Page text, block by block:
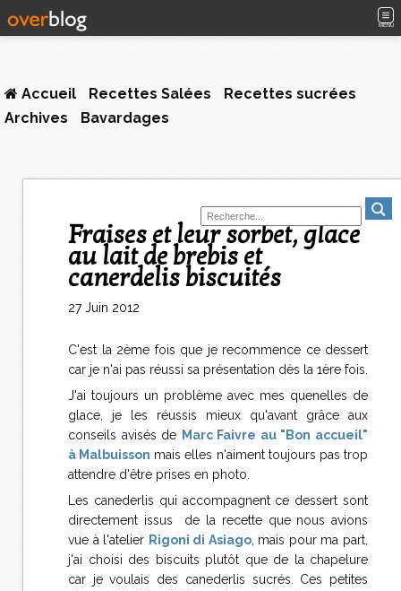
MENU
Accueil Recettes Salées
Recettes sucrées
Archives
Bavardages
Fraises et leur sorbet, glace
au lait de brebis et
canerdelis biscuités
27 Juin 2012
C'est la 2ème fois que je recommence ce dessert
car je n'ai pas réussi sa présentation dès la 1ère fois.
J'ai toujours un problème avec mes quenelles de
glace, je les réussis mieux qu'avant grâce aux
conseils avisés de Marc Faivre au "Bon accueil"
à Malbuisson mais elles n'aiment toujours pas trop
attendre d'être prises en photo.
Les canederlis qui accompagnent ce dessert sont
directement issus de la recette que nous avions
vue à l'atelier Rigoni di Asiago, mais pour ma part,
j'ai choisi des biscuits plutôt que de la chapelure
car je voulais des canederlis sucrés. Ces petites